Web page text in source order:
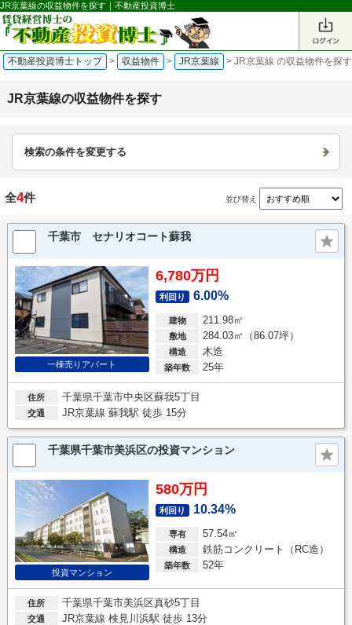
JR京葉線の収益物件を探す｜不動産投資博士
不動産投資博士トップ > 収益物件 > JR京葉線 > JR京葉線 の収益物件を探す
JR京葉線の収益物件を探す
検索の条件を変更する
全4件 並び替え
千葉市 セナリオコート蘇我
一棟売りアパート
6,780万円
利回り 6.00%
建物 211.98㎡
敷地 284.03㎡（86.07坪）
構造 木造
築年数 25年
住所 千葉県千葉市中央区蘇我5丁目
交通 JR京葉線 蘇我駅 徒歩 15分
千葉県千葉市美浜区の投資マンション
投資マンション
580万円
利回り 10.34%
専有 57.54㎡
構造 鉄筋コンクリート（RC造）
築年数 52年
住所 千葉県千葉市美浜区真砂5丁目
交通 JR京葉線 検見川浜駅 徒歩 13分